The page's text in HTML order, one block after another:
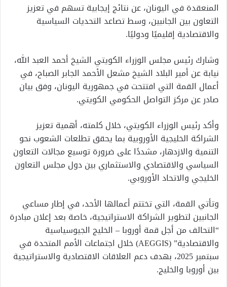
المنعقدة في اليونان، عن نتائج إيجابية تسهم في تعزيز
التعاون بين الجانبين، وسط تصاعد التحديات السياسية
والاقتصادية إقليميًا ودوليًا.
وشارك رئيس مجلس الوزراء الكويتي الشيخ أحمد العبد الله،
نيابة عن أمير البلاد الشيخ مشعل الأحمد الجابر الصباح، في
أعمال القمة التي افتتحت في جمهورية اليونان، وفق بيان
صادر عن مركز التواصل الحكومي الكويتي.
وأكد رئيس الوزراء الكويتي، خلال كلمته، أهمية تعزيز
الشراكة الخليجية الأوروبية بما يحقق تطلعات الشعوب نحو
التنمية والازدهار، مشددًا على ضرورة توسيع مجالات التعاون
السياسي والاقتصادي والاستثماري بين دول مجلس التعاون
الخليجي والاتحاد الأوروبي.
وتأتي القمة، التي تختتم أعمالها الأحد، في إطار مساعي
الجانبين لتطوير الشراكة الاستراتيجية، خاصة بعد إعلان مبادرة
“التحالف من أجل قمة أوروبا – الخليج الجيوسياسية
والاقتصادية” (AEGGIS) خلال اجتماعات الأمم المتحدة في
سبتمبر 2025، بهدف دعم العلاقات الاقتصادية والاستراتيجية
بين أوروبا والخليج.